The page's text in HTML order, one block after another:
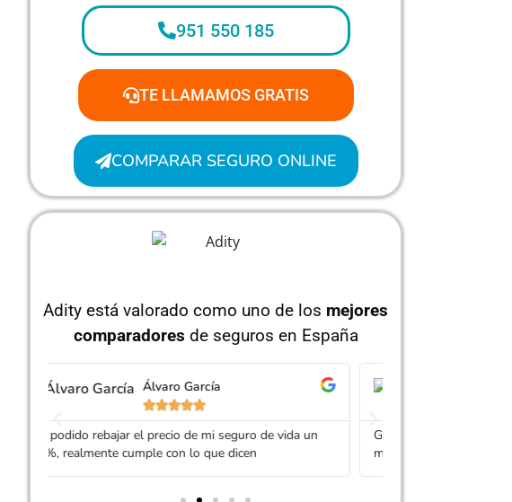
951 550 185
TE LLAMAMOS GRATIS
COMPARAR SEGURO ONLINE
Adity está valorado como uno de los mejores
comparadores de seguros en España
Jorge Pérez

Gracias Adity por ayudarme a conseguir un seguro
mucho más barato que el anterior